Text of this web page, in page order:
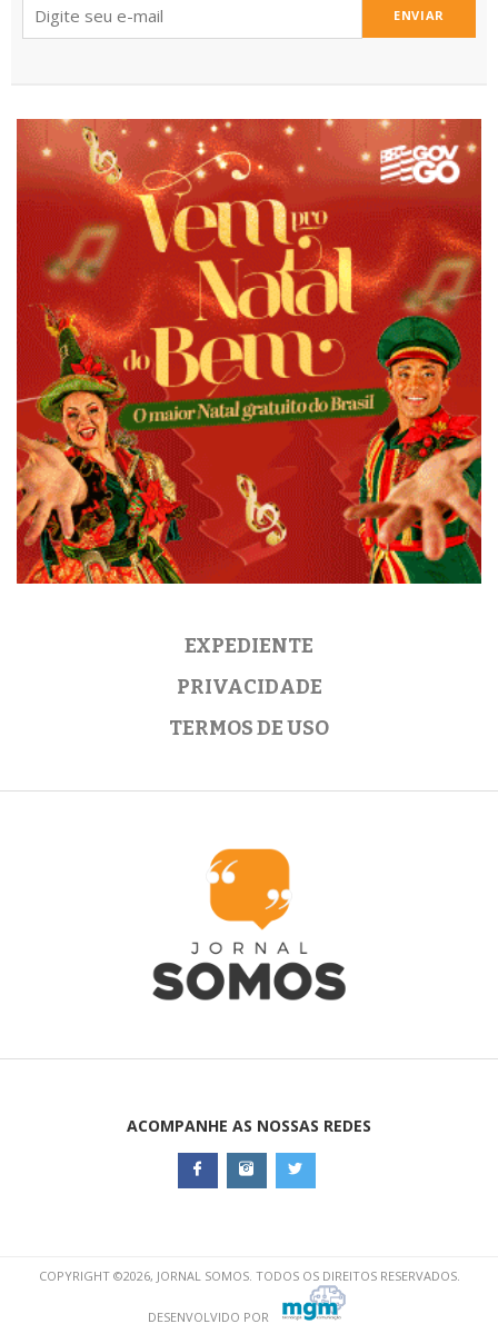
ENVIAR
EXPEDIENTE
PRIVACIDADE
TERMOS DE USO
ACOMPANHE AS NOSSAS REDES
COPYRIGHT ©2026, JORNAL SOMOS. TODOS OS DIREITOS RESERVADOS.
DESENVOLVIDO POR